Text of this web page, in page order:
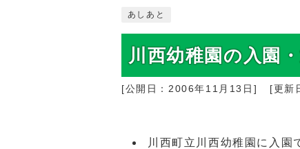
あしあと
川西幼稚園の入園
[公開日： 2006年11月13日 ] [更新
川西町立川西幼稚園に入園